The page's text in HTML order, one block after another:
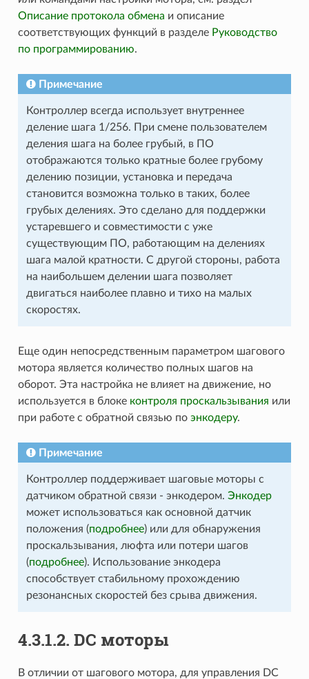
Описание протокола обмена и описание
соответствующих функций в разделе Руководство
по программированию.
Примечание
Контроллер всегда использует внутреннее
деление шага 1/256. При смене пользователем
деления шага на более грубый, в ПО
отображаются только кратные более грубому
делению позиции, установка и передача
становится возможна только в таких, более
грубых делениях. Это сделано для поддержки
устаревшего и совместимости с уже
существующим ПО, работающим на делениях
шага малой кратности. С другой стороны, работа
на наибольшем делении шага позволяет
двигаться наиболее плавно и тихо на малых
скоростях.
Еще один непосредственным параметром шагового
мотора является количество полных шагов на
оборот. Эта настройка не влияет на движение, но
используется в блоке контроля проскальзывания или
при работе с обратной связью по энкодеру.
Примечание
Контроллер поддерживает шаговые моторы с
датчиком обратной связи - энкодером. Энкодер
может использоваться как основной датчик
положения (подробнее) или для обнаружения
проскальзывания, люфта или потери шагов
(подробнее). Использование энкодера
способствует стабильному прохождению
резонансных скоростей без срыва движения.
4.3.1.2. DC моторы
В отличии от шагового мотора, для управления DC